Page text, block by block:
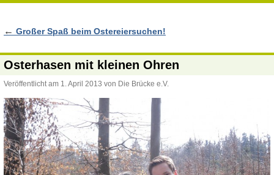
← Großer Spaß beim Ostereiersuchen!
Osterhasen mit kleinen Ohren
Veröffentlicht am 1. April 2013 von Die Brücke e.V.